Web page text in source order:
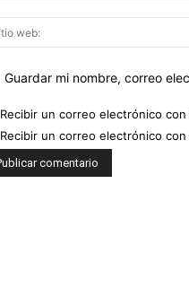
Guardar mi nombre, correo
Recibir un correo electrónico
Recibir un correo electrónico